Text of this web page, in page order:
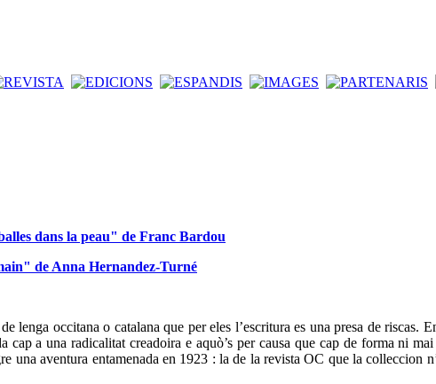
dans la peau" de Franc Bardou
de Anna Hernandez-Turné
lenga occitana o catalana que per eles l’escritura es una presa de
cap a una radicalitat creadoira e aquò’s per causa que cap de forma ni
una aventura entamenada en 1923 : la de la revista OC que la colleccion